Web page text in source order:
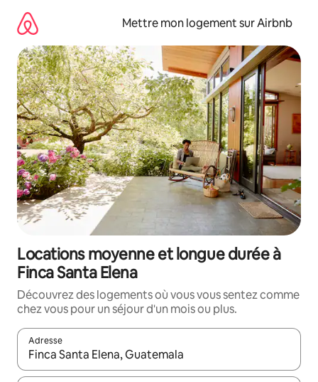
directement
contenu
Mettre mon logement sur Airbnb
Locations moyenne et longue durée à
Finca Santa Elena
Découvrez des logements où vous vous sentez comme
chez vous pour un séjour d'un mois ou plus.
Adresse
Lorsque les résultats s'affichent, utilisez les flèches vers le